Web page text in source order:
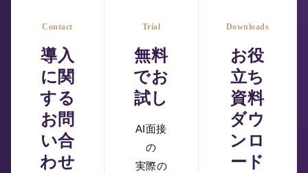
Contact
導入
に関
する
お問
い合
わせ
Trial
無料
でお
試し
AI面接
の
実際の
Downloads
お役
立ち
資料
ダウ
ンロ
ード